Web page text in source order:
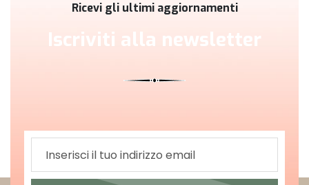
Ricevi gli ultimi aggiornamenti
Iscriviti alla newsletter